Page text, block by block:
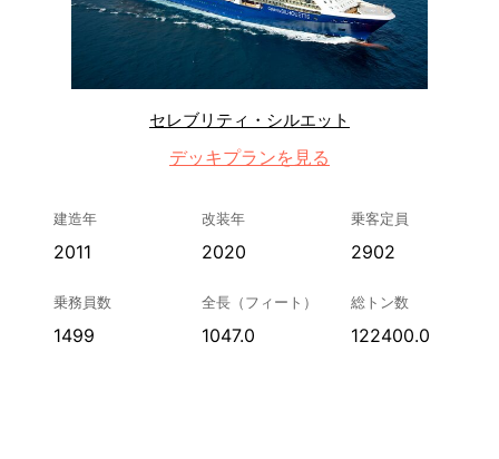
セレブリティ・シルエット
デッキプランを見る
建造年
2011
改装年
2020
乗客定員
2902
乗務員数
1499
全長（フィート）
1047.0
総トン数
122400.0